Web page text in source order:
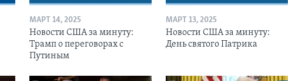
МАРТ 14, 2025
Новости США за минуту:
Трамп о переговорах с
Путиным
МАРТ 13, 2025
Новости США за минуту:
День святого Патрика